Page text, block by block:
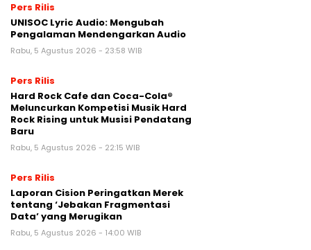
Pers Rilis
UNISOC Lyric Audio: Mengubah
Pengalaman Mendengarkan Audio
Rabu, 5 Agustus 2026 - 23:58 WIB
Pers Rilis
Hard Rock Cafe dan Coca-Cola®
Meluncurkan Kompetisi Musik Hard
Rock Rising untuk Musisi Pendatang
Baru
Rabu, 5 Agustus 2026 - 22:15 WIB
Pers Rilis
Laporan Cision Peringatkan Merek
tentang ‘Jebakan Fragmentasi
Data’ yang Merugikan
Rabu, 5 Agustus 2026 - 14:00 WIB